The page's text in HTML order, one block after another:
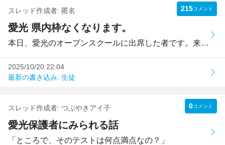
スレッド作成者: 匿名 215コメント
愛光 県内枠なくなります。
本日、愛光のオープンスクールに出席した者です。来年度から ...
2025/10/20 22:04
最新の書き込み: 生徒
スレッド作成者: つぶやきアイ子 0コメント
愛光保護者にみられる話
「ところで、そのテストは何点満点なの？」